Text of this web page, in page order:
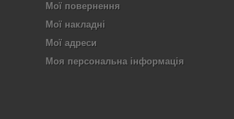
Мої повернення
Мої накладні
Мої адреси
Моя персональна інформація